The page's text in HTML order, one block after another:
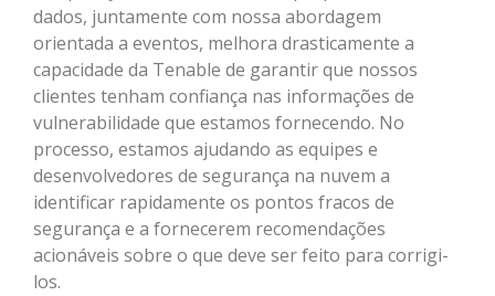
dados, juntamente com nossa abordagem
orientada a eventos, melhora drasticamente a
capacidade da Tenable de garantir que nossos
clientes tenham confiança nas informações de
vulnerabilidade que estamos fornecendo. No
processo, estamos ajudando as equipes e
desenvolvedores de segurança na nuvem a
identificar rapidamente os pontos fracos de
segurança e a fornecerem recomendações
acionáveis ​​sobre o que deve ser feito para corrigi-
los.